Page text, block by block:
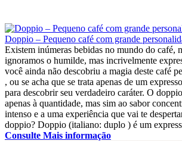
Doppio – Pequeno café com grande
Existem inúmeras bebidas no mundo do café,
ignoramos o humilde, mas incrivelmente
você ainda não descobriu a magia deste café
, ou se acha que se trata apenas de um
para descobrir seu verdadeiro caráter. O
apenas à quantidade, mas sim ao sabor
intenso e a uma experiência que vai te
doppio? Doppio (italiano: duplo ) é um
Consulte Mais informação